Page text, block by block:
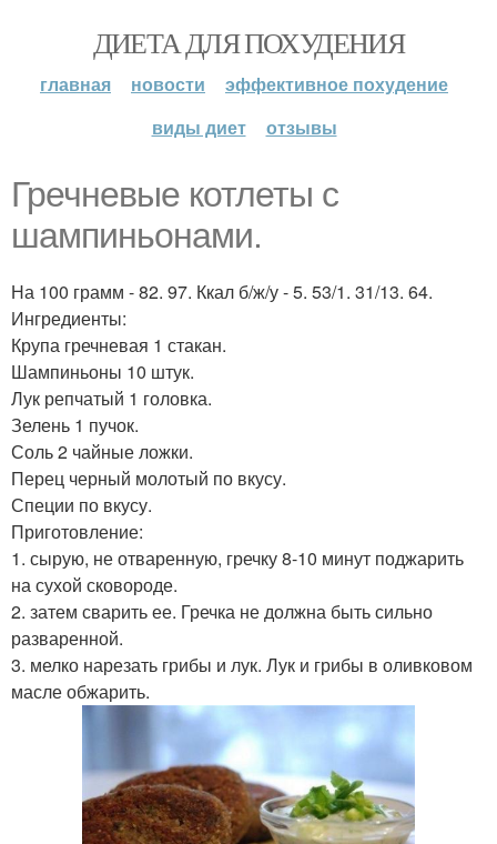
ДИЕТА ДЛЯ ПОХУДЕНИЯ
главная новости
эффективное похудение
виды диет
отзывы
Гречневые котлеты с
шампиньонами.
На 100 грамм - 82. 97. Ккал б/ж/у - 5. 53/1. 31/13. 64.
Ингредиенты:
Крупа гречневая 1 стакан.
Шампиньоны 10 штук.
Лук репчатый 1 головка.
Зелень 1 пучок.
Соль 2 чайные ложки.
Перец черный молотый по вкусу.
Специи по вкусу.
Приготовление:
1. сырую, не отваренную, гречку 8-10 минут поджарить
на сухой сковороде.
2. затем сварить ее. Гречка не должна быть сильно
разваренной.
3. мелко нарезать грибы и лук. Лук и грибы в оливковом
масле обжарить.